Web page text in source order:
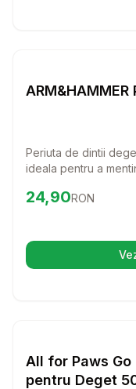
ARM&HAMMER
Periuta de dintii
ideala pentru a
periuta ajuta la
Preț:24.90
24,90RON
All for Paws
pentru Deget